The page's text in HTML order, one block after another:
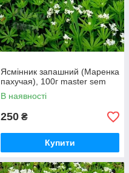
Ясмінник запашний (Маренка
пахучая), 100г master sem
В наявності
250 ₴
Купити